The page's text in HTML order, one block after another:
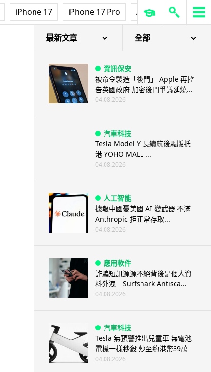
iPhone 17 iPhone 17 Pro AirPods Pro 3
最新文章 全部
資訊保安
被命令製造「後門」 Apple 再控
告英國政府 加密後門爭議延燒...
04.08.2026
汽車科技
Tesla Model Y 長續航後驅版抵
港 YOHO MALL ...
04.08.2026
人工智能
據報中國憂美國 AI 變武器 不滿
Anthropic 拒正常存取...
04.08.2026
應用軟件
詐騙短訊源源不絕背後是個人資
料外洩 Surfshark Antisca...
04.08.2026
汽車科技
Tesla 無預警推出兒童車 無電池
電機一樣秒殺 炒至約港幣39萬
04.08.2026